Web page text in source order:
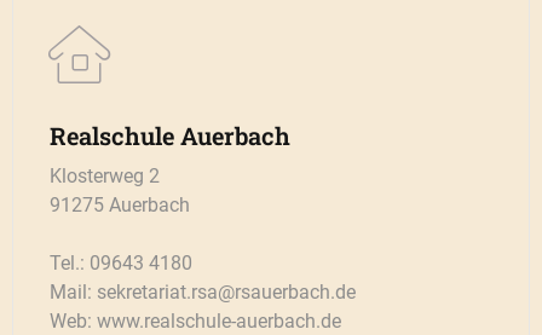
Realschule Auerbach
Klosterweg 2
91275 Auerbach
Tel.: 09643 4180
Mail: sekretariat.rsa@rsauerbach.de
Web: www.realschule-auerbach.de